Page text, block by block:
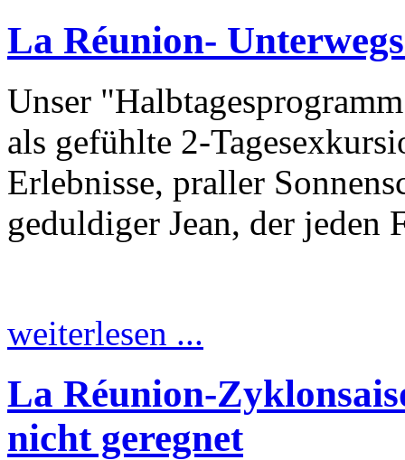
La Réunion-
Unser
als gefühlte 2-
Erlebnisse, praller
geduldiger Jean, der jeden
weiterlesen ...
La Réunion-
nicht geregnet